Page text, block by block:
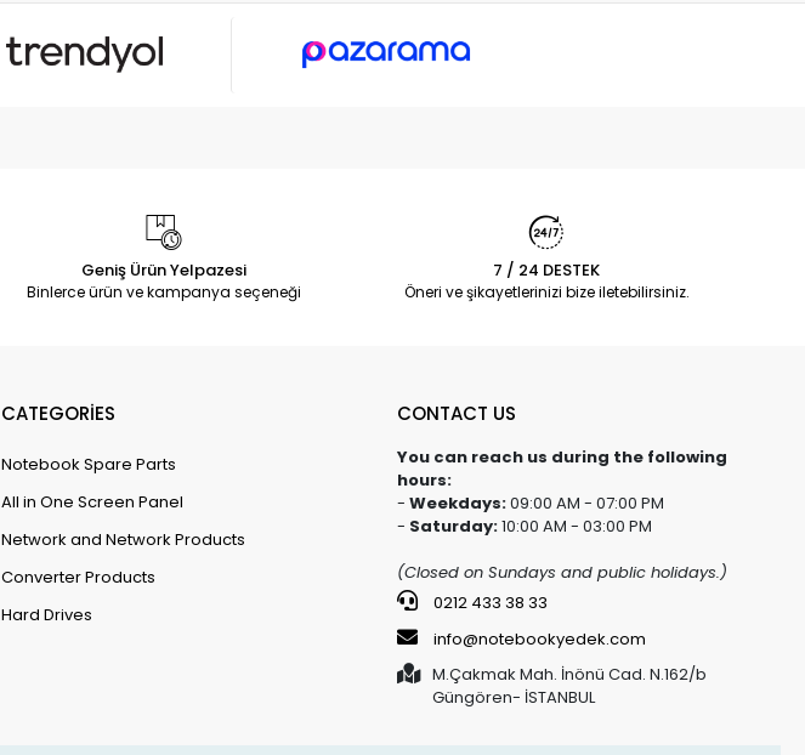
Geniş Ürün Yelpazesi
Binlerce ürün ve kampanya seçeneği
7 / 24 DESTEK
Öneri ve şikayetlerinizi bize iletebilirsiniz.
CATEGORİES
Notebook Spare Parts
All in One Screen Panel
Network and Network Products
Converter Products
Hard Drives
CONTACT US
You can reach us during the following
hours:
- Weekdays:09:00 AM - 07:00 PM
- Saturday:10:00 AM - 03:00 PM
(Closed on Sundays and public holidays.)
0212 433 38 33
info@notebookyedek.com
M.Çakmak Mah. İnönü Cad. N.162/b
Güngören- İSTANBUL